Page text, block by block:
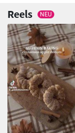
Reels NEU